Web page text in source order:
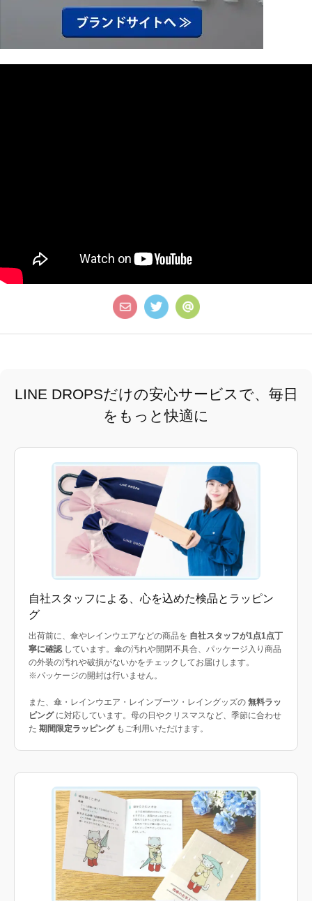
LINE DROPSだけの安心サービスで、毎日
をもっと快適に
自社スタッフによる、心を込めた検品とラッピン
グ
出荷前に、傘やレインウエアなどの商品を 自社スタッフが1点1点丁
寧に確認しています。傘の汚れや開閉不具合、パッケージ入り商品
の外装の汚れや破損がないかをチェックしてお届けします。
※パッケージの開封は行いません。
また、傘・レインウエア・レインブーツ・レイングッズの 無料ラッ
ピングに対応しています。母の日やクリスマスなど、季節に合わせ
た 期間限定ラッピングもご利用いただけます。